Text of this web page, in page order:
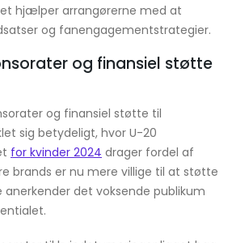
hjælper arrangørerne med at
og fanengagementstrategier.
og finansiel støtte
og finansiel støtte til
sig betydeligt, hvor U-20
for kvinder 2024 drager fordel af
brands er nu mere villige til at støtte
anerkender det voksende publikum